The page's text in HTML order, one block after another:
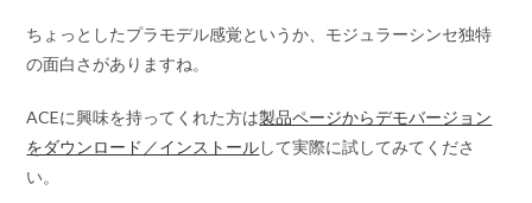
ちょっとしたプラモデル感覚というか、モジュラーシンセ独特
の面白さがありますね。
ACEに興味を持ってくれた方は製品ページからデモバージョン
をダウンロード／インストールして実際に試してみてくださ
い。